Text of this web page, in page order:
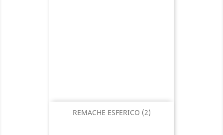
REMACHE ESFERICO (2)